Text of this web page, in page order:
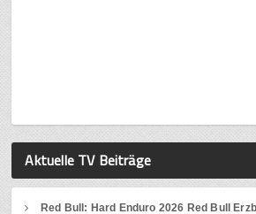
Aktuelle TV Beiträge
Red Bull: Hard Enduro 2026 Red Bull